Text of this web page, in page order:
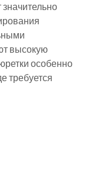
высокую
особенно
требуется